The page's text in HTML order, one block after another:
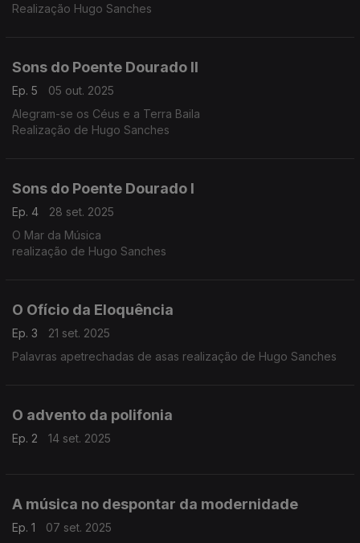
Realização Hugo Sanches
Sons do Poente Dourado II
Ep. 5
05 out. 2025
Alegram-se os Céus e a Terra Baila
Realização de Hugo Sanches
Sons do Poente Dourado I
Ep. 4
28 set. 2025
O Mar da Música
realização de Hugo Sanches
O Ofício da Eloquência
Ep. 3
21 set. 2025
Palavras apetrechadas de asas realização de Hugo Sanches
O advento da polifonia
Ep. 2 14 set. 2025
A música no despontar da modernidade
Ep. 1
07 set. 2025